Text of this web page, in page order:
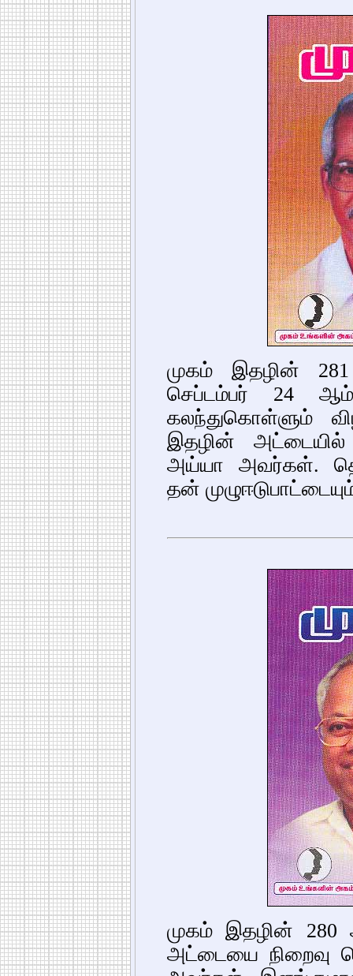
முகம் இதழின்
செப்டம்பர் 24
கலந்துகொள்ளும்
இதழின் அட்டையில்
அய்யா அவர்கள்.
தன்
முகம் இதழின்
அட்டையை நிறைவு